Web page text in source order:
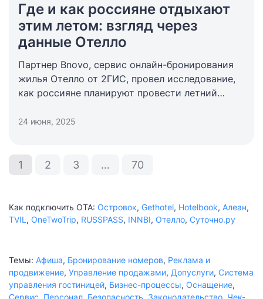
Где и как россияне отдыхают
этим летом: взгляд через
данные Отелло
Партнер Bnovo, сервис онлайн-бронирования
жилья Отелло от 2ГИС, провел исследование,
как россияне планируют провести летний
туристов предпочитают отдыхать
и детьми. Актуальная аналитика Отелло,
полезная для отельеров — в сегодняшней
24 июня, 2025
1 2 3 … 70
Как подключить ОТА: Островок, Gethotel, Hotelbook, Алеан,
TVIL , OneTwoTrip, RUSSPASS, INNBI, Отелло, Суточно.ру
Темы: Афиша, Бронирование номеров, Реклама и
продвижение, Управление продажами, Допуслуги, Система
управления гостиницей, Бизнес-процессы, Оснащение,
Сервис, Персонал, Безопасность, Законодательство, Чек-